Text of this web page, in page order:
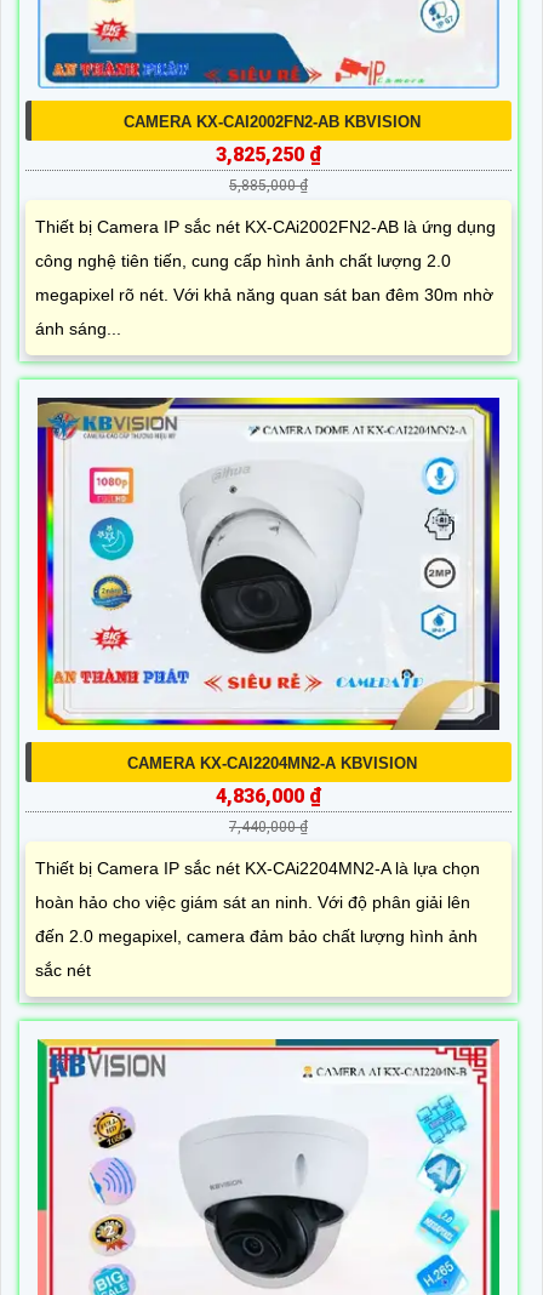
CAMERA KX-CAI2002FN2-AB KBVISION
3,825,250 ₫
5,885,000 ₫
Thiết bị Camera IP sắc nét KX-CAi2002FN2-AB là ứng dụng
công nghệ tiên tiến, cung cấp hình ảnh chất lượng 2.0
megapixel rõ nét. Với khả năng quan sát ban đêm 30m nhờ
ánh sáng...
CAMERA KX-CAI2204MN2-A KBVISION
4,836,000 ₫
7,440,000 ₫
Thiết bị Camera IP sắc nét KX-CAi2204MN2-A là lựa chọn
hoàn hảo cho việc giám sát an ninh. Với độ phân giải lên
đến 2.0 megapixel, camera đảm bảo chất lượng hình ảnh
sắc nét